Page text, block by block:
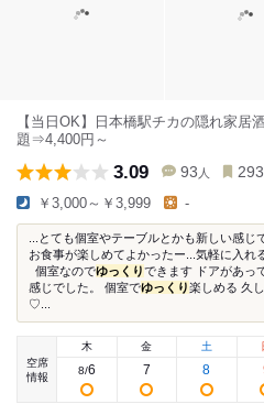
【当日OK】日本橋駅チカの隠れ家居
題⇒4,400円～
3.09 93 人
￥3,000～￥3,999 -
...とても個室やテーブルとかも新しい感じ
お食事が楽しめてよかったー...気軽に入れ
個室なのでゆっくりできます ドアがあっ
感じでした。 個室でゆっくり楽しめる 久
♡...
空席
情報
木
8/6
金
7
土
8